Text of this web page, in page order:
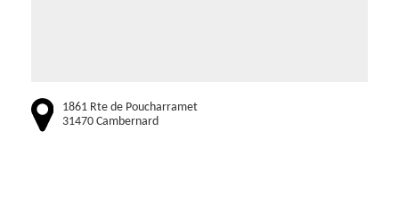
1861 Rte de Poucharramet
31470 Cambernard